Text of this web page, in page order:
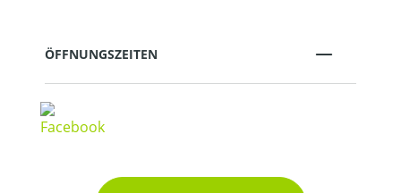
ÖFFNUNGSZEITEN